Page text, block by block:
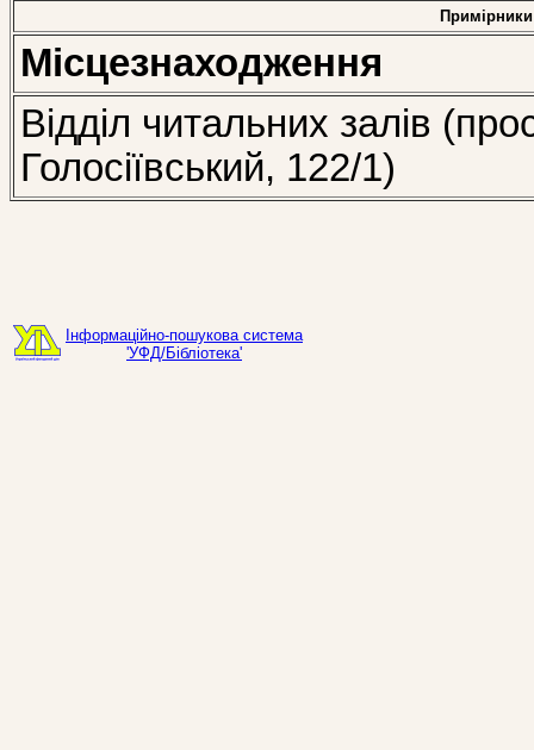
Примірники
Місцезнаходження
Відділ читальних залів
Голосіївський, 122/1)
Інформаційно-пошукова система
'УФД/Бібліотека'